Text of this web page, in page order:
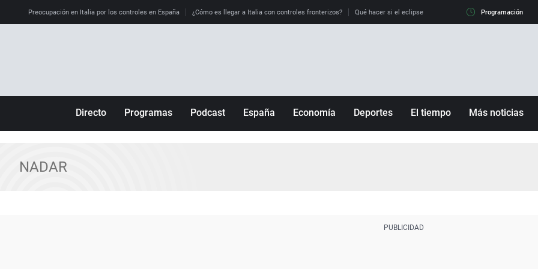
Preocupación en Italia por los controles en España ¿Cómo es llegar a Italia con controles fronterizos? Qué hacer si el eclipse me pilla conduciendo Qué tiempo
Programación
Directo Programas Podcast España Economía Deportes El tiempo Más noticias
NADAR